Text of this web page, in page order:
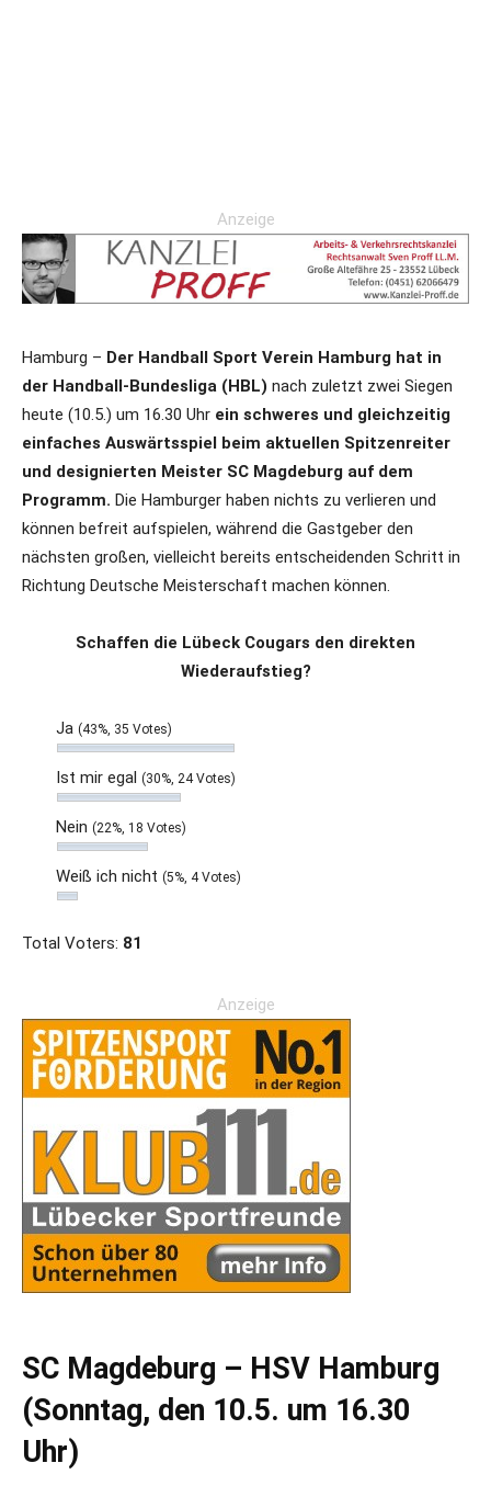
Anzeige
Hamburg – Der Handball Sport Verein Hamburg hat in
der Handball-Bundesliga (HBL) nach zuletzt zwei Siegen
heute (10.5.) um 16.30 Uhr ein schweres und gleichzeitig
einfaches Auswärtsspiel beim aktuellen Spitzenreiter
und designierten Meister SC Magdeburg auf dem
Programm. Die Hamburger haben nichts zu verlieren und
können befreit aufspielen, während die Gastgeber den
nächsten großen, vielleicht bereits entscheidenden Schritt in
Richtung Deutsche Meisterschaft machen können.
Schaffen die Lübeck Cougars den direkten
Wiederaufstieg?
Ja (43%, 35 Votes)
Ist mir egal (30%, 24 Votes)
Nein (22%, 18 Votes)
Weiß ich nicht (5%, 4 Votes)
Total Voters: 81
Anzeige
SC Magdeburg – HSV Hamburg
(Sonntag, den 10.5. um 16.30
Uhr)